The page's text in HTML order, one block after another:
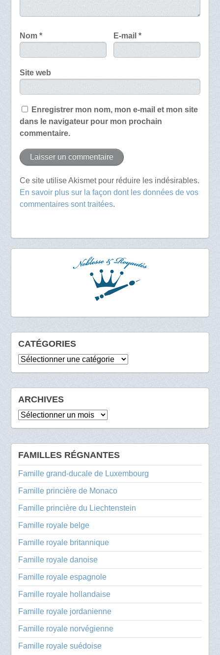
Nom * E-mail*
Site web
Enregistrer mon nom, mon e-mail et mon site
dans le navigateur pour mon prochain
commentaire.
Ce site utilise Akismet pour réduire les indésirables.
En savoir plus sur la façon dont les données de vos
commentaires sont traitées.
CATÉGORIES
Catégories
ARCHIVES
Archives
FAMILLES RÉGNANTES
Famille grand-ducale de Luxembourg
Famille princière de Monaco
Famille princière du Liechtenstein
Famille royale belge
Famille royale britannique
Famille royale danoise
Famille royale espagnole
Famille royale hollandaise
Famille royale jordanienne
Famille royale norvégienne
Famille royale suédoise